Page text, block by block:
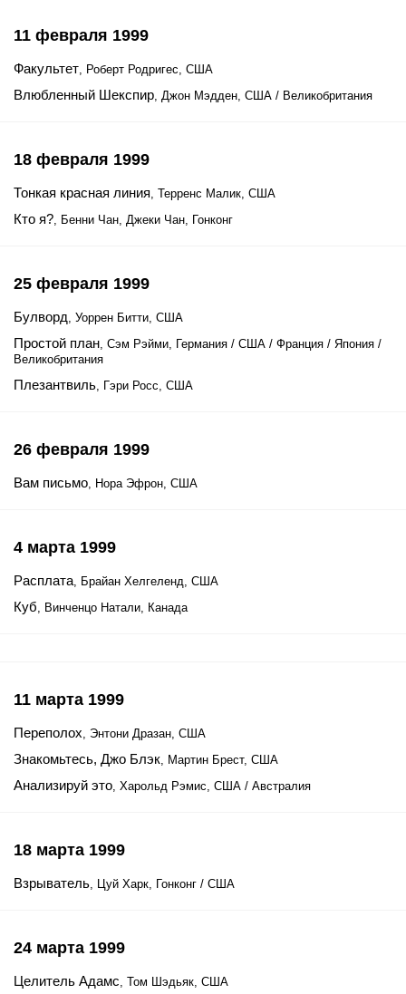
11 февраля 1999
Факультет, Роберт Родригес, США
Влюбленный Шекспир, Джон Мэдден, США / Великобритания
18 февраля 1999
Тонкая красная линия, Терренс Малик, США
Кто я?, Бенни Чан, Джеки Чан, Гонконг
25 февраля 1999
Булворд, Уоррен Битти, США
Простой план, Сэм Рэйми, Германия / США / Франция / Япония /
Великобритания
Плезантвиль, Гэри Росс, США
26 февраля 1999
Вам письмо, Нора Эфрон, США
4 марта 1999
Расплата, Брайан Хелгеленд, США
Куб, Винченцо Натали, Канада
11 марта 1999
Переполох, Энтони Дразан, США
Знакомьтесь, Джо Блэк, Мартин Брест, США
Анализируй это, Харольд Рэмис, США / Австралия
18 марта 1999
Взрыватель, Цуй Харк, Гонконг / США
24 марта 1999
Целитель Адамс, Том Шэдьяк, США